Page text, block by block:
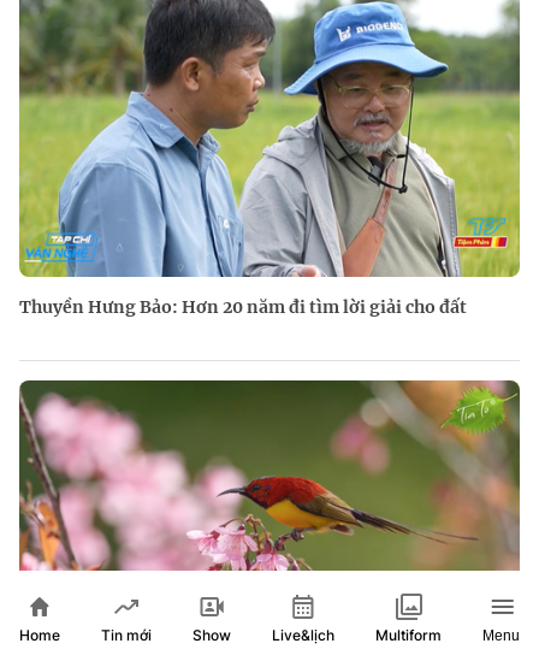
Thuyền Hưng Bảo: Hơn 20 năm đi tìm lời giải cho đất
Home Tin mới Show Live&lịch Multiform Menu